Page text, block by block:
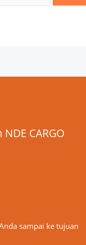
CARGO
sampai ke tujuan